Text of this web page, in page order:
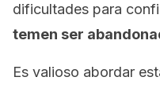
dificultades para
temen ser
Es valioso abordar